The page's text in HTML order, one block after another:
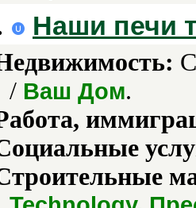
Наши печи
/ Ваш Дом.